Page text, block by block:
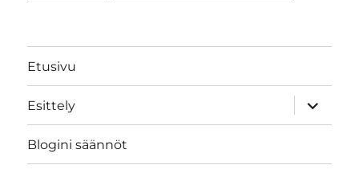
Etusivu
Esittely
näytä
Blogini säännöt